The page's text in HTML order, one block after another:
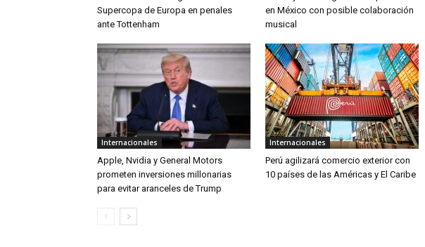
Supercopa de Europa en penales
ante Tottenham
en México con posible colaboración
musical
Internacionales
Apple, Nvidia y General Motors
prometen inversiones millonarias
para evitar aranceles de Trump
Internacionales
Perú agilizará comercio exterior con
10 países de las Américas y El Caribe